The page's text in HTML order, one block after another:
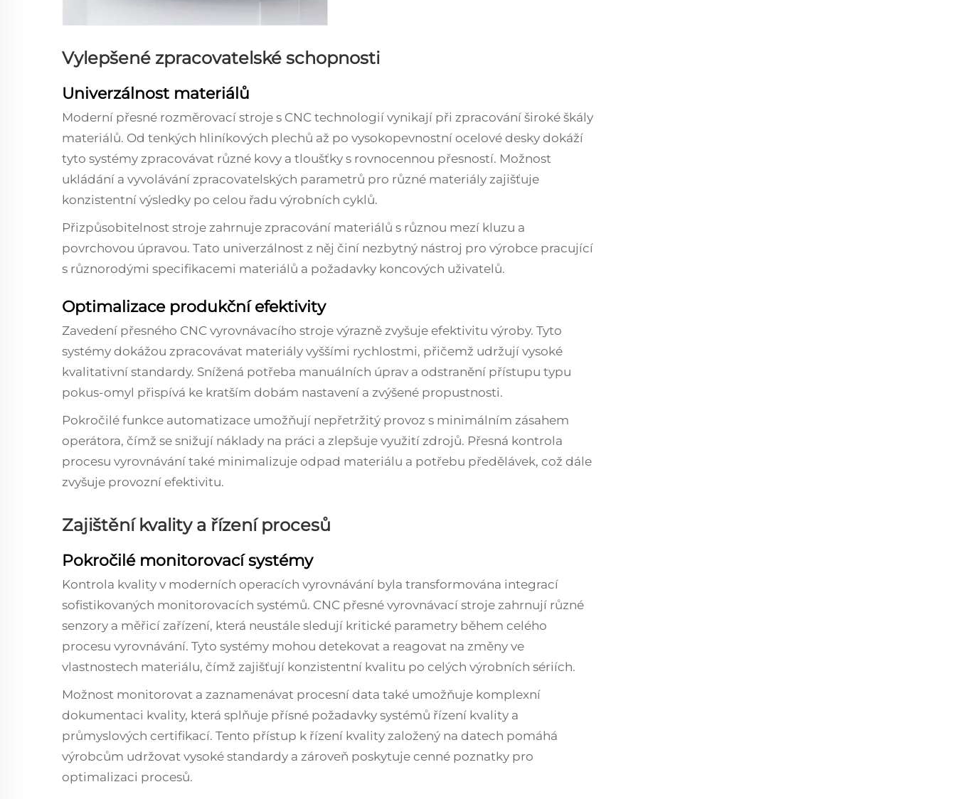
Vylepšené zpracovatelské schopnosti
Univerzálnost materiálů
Moderní přesné rozměrovací stroje s CNC technologií vynikají při zpracování široké škály
materiálů. Od tenkých hliníkových plechů až po vysokopevnostní ocelové desky dokáží
tyto systémy zpracovávat různé kovy a tloušťky s rovnocennou přesností. Možnost
ukládání a vyvolávání zpracovatelských parametrů pro různé materiály zajišťuje
konzistentní výsledky po celou řadu výrobních cyklů.
Přizpůsobitelnost stroje zahrnuje zpracování materiálů s různou mezí kluzu a
povrchovou úpravou. Tato univerzálnost z něj činí nezbytný nástroj pro výrobce pracující
s různorodými specifikacemi materiálů a požadavky koncových uživatelů.
Optimalizace produkční efektivity
Zavedení přesného CNC vyrovnávacího stroje výrazně zvyšuje efektivitu výroby. Tyto
systémy dokážou zpracovávat materiály vyššími rychlostmi, přičemž udržují vysoké
kvalitativní standardy. Snížená potřeba manuálních úprav a odstranění přístupu typu
pokus-omyl přispívá ke kratším dobám nastavení a zvýšené propustnosti.
Pokročilé funkce automatizace umožňují nepřetržitý provoz s minimálním zásahem
operátora, čímž se snižují náklady na práci a zlepšuje využití zdrojů. Přesná kontrola
procesu vyrovnávání také minimalizuje odpad materiálu a potřebu předělávek, což dále
zvyšuje provozní efektivitu.
Zajištění kvality a řízení procesů
Pokročilé monitorovací systémy
Kontrola kvality v moderních operacích vyrovnávání byla transformována integrací
sofistikovaných monitorovacích systémů. CNC přesné vyrovnávací stroje zahrnují různé
senzory a měřicí zařízení, která neustále sledují kritické parametry během celého
procesu vyrovnávání. Tyto systémy mohou detekovat a reagovat na změny ve
vlastnostech materiálu, čímž zajišťují konzistentní kvalitu po celých výrobních sériích.
Možnost monitorovat a zaznamenávat procesní data také umožňuje komplexní
dokumentaci kvality, která splňuje přísné požadavky systémů řízení kvality a
průmyslových certifikací. Tento přístup k řízení kvality založený na datech pomáhá
výrobcům udržovat vysoké standardy a zároveň poskytuje cenné poznatky pro
optimalizaci procesů.